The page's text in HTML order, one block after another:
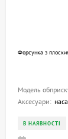
Форсунка з
Модель
Аксесуари:
В НАЯВНОСТІ